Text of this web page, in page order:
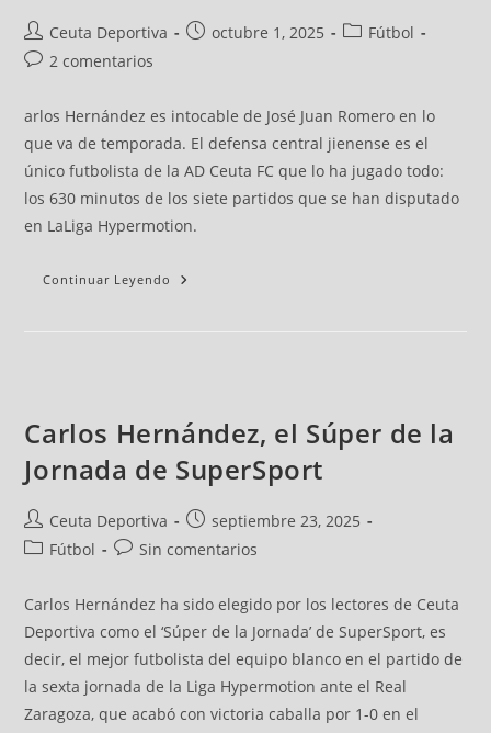
Ceuta Deportiva octubre 1, 2025
Fútbol
2 comentarios
arlos Hernández es intocable de José Juan Romero en lo
que va de temporada. El defensa central jienense es el
único futbolista de la AD Ceuta FC que lo ha jugado todo:
los 630 minutos de los siete partidos que se han disputado
en LaLiga Hypermotion.
Continuar Leyendo
Carlos Hernández, el Súper de la
Jornada de SuperSport
Ceuta Deportiva
septiembre 23, 2025
Fútbol
Sin comentarios
Carlos Hernández ha sido elegido por los lectores de Ceuta
Deportiva como el ‘Súper de la Jornada’ de SuperSport, es
decir, el mejor futbolista del equipo blanco en el partido de
la sexta jornada de la Liga Hypermotion ante el Real
Zaragoza, que acabó con victoria caballa por 1-0 en el